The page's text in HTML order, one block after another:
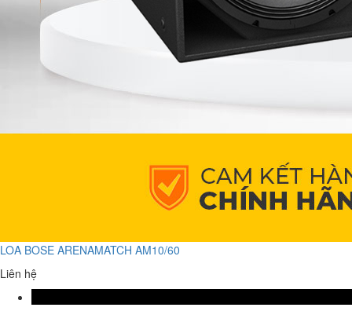
LOA BOSE ARENAMATCH AM10/60
Liên hệ